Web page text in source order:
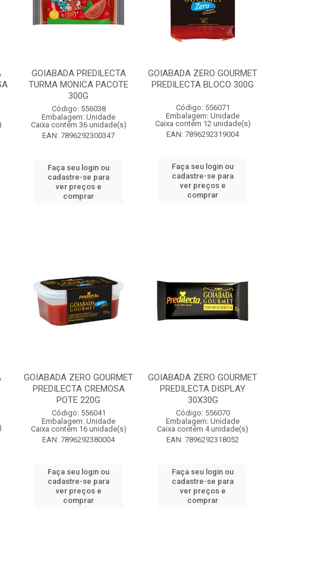
GOIABADA PREDILECTA
TURMA MONICA PACOTE
300G
Código: 556038
Embalagem: Unidade
Caixa contém 36 unidade(s)
EAN: 7896292300347
Faça seu login ou
cadastre-se para
ver preços e
comprar
GOIABADA ZERO GOURMET
PREDILECTA BLOCO 300G
Código: 556071
Embalagem: Unidade
Caixa contém 12 unidade(s)
EAN: 7896292319004
Faça seu login ou
cadastre-se para
ver preços e
comprar
GOIABADA ZERO GOURMET
PREDILECTA CREMOSA
POTE 220G
Código: 556041
Embalagem: Unidade
Caixa contém 16 unidade(s)
EAN: 7896292380004
Faça seu login ou
cadastre-se para
ver preços e
comprar
GOIABADA ZERO GOURMET
PREDILECTA DISPLAY
30X30G
Código: 556070
Embalagem: Unidade
Caixa contém 4 unidade(s)
EAN: 7896292318052
Faça seu login ou
cadastre-se para
ver preços e
comprar